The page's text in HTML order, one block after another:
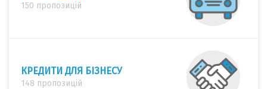
150 пропозицій
КРЕДИТИ ДЛЯ БІЗНЕСУ
148 пропозицій